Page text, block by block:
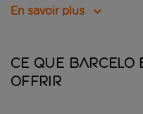
En savoir plus
Ce que Barcelo
offrir